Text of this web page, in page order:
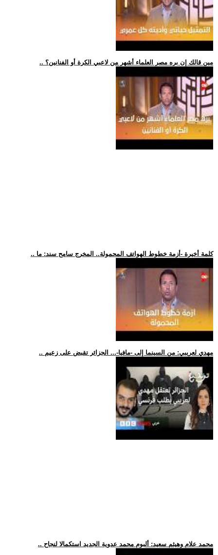
.. مين قالك إن بره مصر العلماء أشهر من لاعبي الكرة أو الفنانين؟
.. كلمة أخيرة -أزمة خطوط الهواتف المحمولة.. المخرج سامح سند: ما
.. مهدي لعريبي: من السينما إلى -مافيا-... الجزائر تقبض على زعيم
.. محمد علام وهيثم سعيد: ألبوم محمد عدوية الجديد استكمالا لنجاح